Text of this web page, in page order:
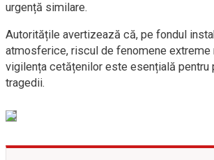
urgență similare.
Autoritățile avertizează că, pe fondul
atmosferice, riscul de fenomene extreme
vigilența cetățenilor este esențială pentru
tragedii.